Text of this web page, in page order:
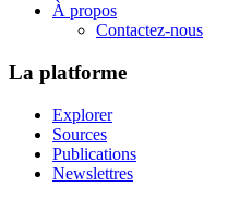
À propos
Contactez-nous
La platforme
Explorer
Sources
Publications
Newslettres